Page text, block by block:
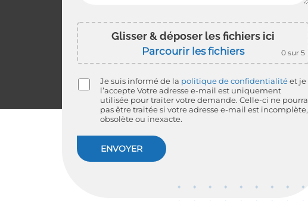
Glisser & déposer les fichiers ici
Parcourir les fichiers 0 sur 5
Je suis informé de la politique de confidentialitéet je
l’accepteVotre adresse e-mail est uniquement
utilisée pour traiter votre demande. Celle-ci ne pourra
pas être traitée si votre adresse e-mail est incomplète,
obsolète ou inexacte.